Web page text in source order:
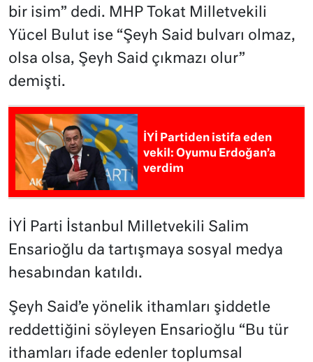
bir isim” dedi. MHP Tokat Milletvekili
Yücel Bulut ise “Şeyh Said bulvarı olmaz,
olsa olsa, Şeyh Said çıkmazı olur”
demişti.
İYİ Partiden istifa eden
vekil: Oyumu Erdoğan’a
verdim
İYİ Parti İstanbul Milletvekili Salim
Ensarioğlu da tartışmaya sosyal medya
hesabından katıldı.
Şeyh Said’e yönelik ithamları şiddetle
reddettiğini söyleyen Ensarioğlu “Bu tür
ithamları ifade edenler toplumsal